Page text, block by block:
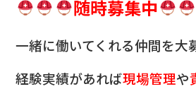
随時募集中
一緒に働いてくれる仲間を大
経験実績があれば現場管理や